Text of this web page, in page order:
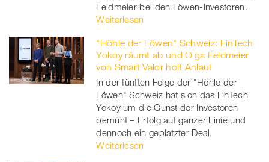
Feldmeier bei den Löwen-Investoren.
Weiterlesen
"Höhle der Löwen" Schweiz: FinTech
Yokoy räumt ab und Olga Feldmeier
von Smart Valor holt Anlauf
In der fünften Folge der "Höhle der
Löwen" Schweiz hat sich das FinTech
Yokoy um die Gunst der Investoren
bemüht – Erfolg auf ganzer Linie und
dennoch ein geplatzter Deal.
Weiterlesen